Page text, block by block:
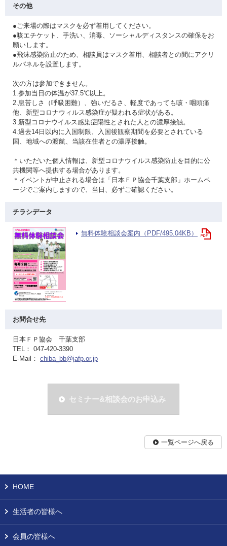
その他
●ご来場の際はマスクを必ず着用してください。
●咳エチケット、手洗い、消毒、ソーシャルディスタンスの確保をお
願いします。
●飛沫感染防止のため、相談員はマスク着用、相談者との間にアクリ
ルパネルを設置します。
次の方は参加できません。
1.参加当日の体温が37.5℃以上。
2.息苦しさ（呼吸困難）、強いだるさ、軽度であっても咳・咽頭痛
他、新型コロナウィルス感染症が疑われる症状がある。
3.新型コロナウイルス感染症陽性とされた人との濃厚接触。
4.過去14日以内に入国制限、入国後観察期間を必要とされている
国、地域への渡航、当該在住者との濃厚接触。
＊いただいた個人情報は、新型コロナウイルス感染防止を目的に公
共機関等へ提供する場合があります。
＊イベントが中止される場合は「日本ＦＰ協会千葉支部」ホームペ
ージでご案内しますので、当日、必ずご確認ください。
チラシデータ
無料体験相談会案内（PDF/495.04KB）
お問合せ先
日本ＦＰ協会 千葉支部
TEL： 047-420-3390
E-Mail： chiba_bb@jafp.or.jp
セミナー&相談会のお申込み
一覧ページへ戻る
HOME
生活者の皆様へ
会員の皆様へ